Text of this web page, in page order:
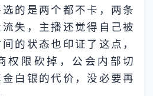
的是两个都不卡，两条
失，主播还觉得自己被
的状态也印证了这点，
权限砍掉，公会内部切
白银的代价，没必要再